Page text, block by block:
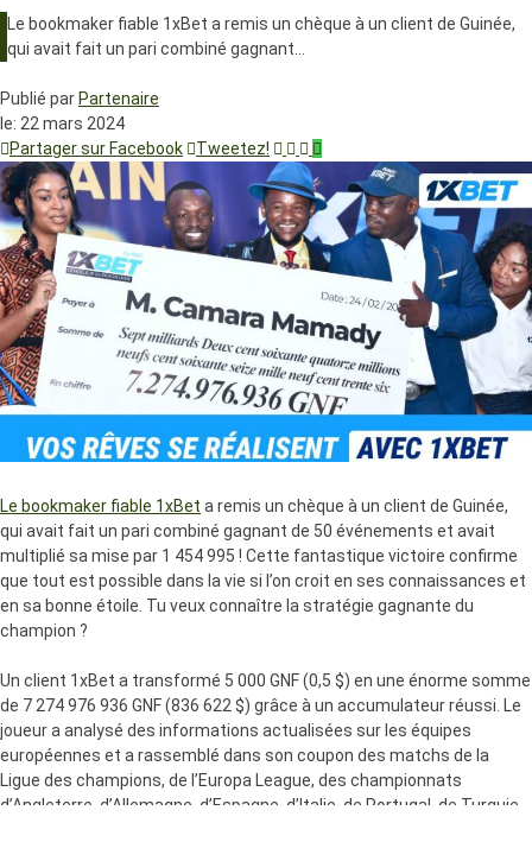
Le bookmaker fiable 1xBet a remis un chèque à un client de Guinée,
qui avait fait un pari combiné gagnant…
Publié par Partenaire
le: 22 mars 2024
Partager sur Facebook
Tweetez!
Le bookmaker fiable 1xBet a remis un chèque à un client de Guinée,
qui avait fait un pari combiné gagnant de 50 événements et avait
multiplié sa mise par 1 454 995 ! Cette fantastique victoire confirme
que tout est possible dans la vie si l’on croit en ses connaissances et
en sa bonne étoile. Tu veux connaître la stratégie gagnante du
champion ?
Un client 1xBet a transformé 5 000 GNF (0,5 $) en une énorme somme
de 7 274 976 936 GNF (836 622 $) grâce à un accumulateur réussi. Le
joueur a analysé des informations actualisées sur les équipes
européennes et a rassemblé dans son coupon des matchs de la
Ligue des champions, de l’Europa League, des championnats
d’Angleterre, d’Allemagne, d’Espagne, d’Italie, de Portugal, de Turquie,